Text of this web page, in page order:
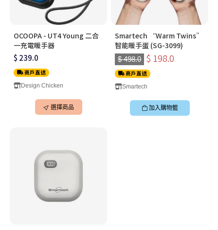
OCOOPA - UT4 Young 二合
一充電暖手器
$ 239.0
商戶直送
Design Chicken
選擇商品
Smartech “Warm Twins”
智能暖手蛋 (SG-3099)
$ 498.0 $ 198.0
商戶直送
Smartech
加入購物籃